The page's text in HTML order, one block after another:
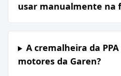
usar manualmente na
A cremalheira da
motores da Garen?